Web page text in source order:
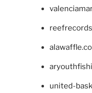
united-